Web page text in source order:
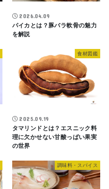
2026.04.09
パイカとは？豚バラ軟骨の魅力
を解説
食材図鑑
2025.09.19
タマリンドとは？エスニック料
理に欠かせない甘酸っぱい果実
の世界
調味料・スパイス